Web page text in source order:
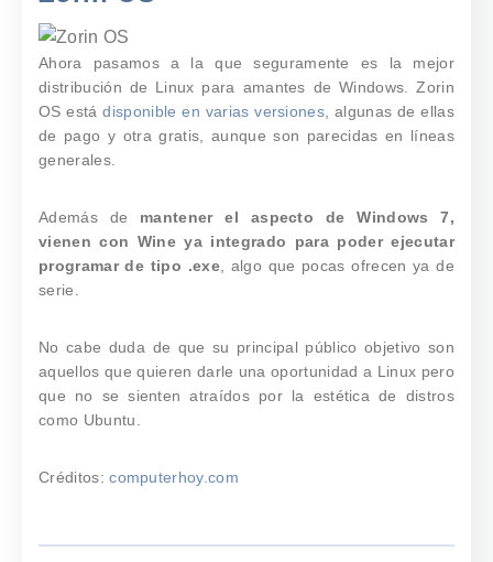
Ahora pasamos a la que seguramente es la mejor
distribución de Linux para amantes de Windows. Zorin
OS estádisponible en varias versiones , algunas de ellas
de pago y otra gratis, aunque son parecidas en líneas
generales.
Además de mantener el aspecto de Windows 7,
vienen con Wine ya integrado para poder ejecutar
programar de tipo .exe, algo que pocas ofrecen ya de
serie.
No cabe duda de que su principal público objetivo son
aquellos que quieren darle una oportunidad a Linux pero
que no se sienten atraídos por la estética de distros
como Ubuntu.
Créditos:computerhoy.com